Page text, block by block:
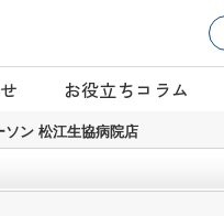
お役立ちコラム
ソン 松江生協病院店